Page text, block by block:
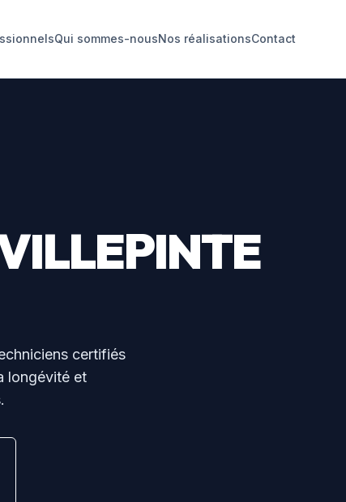
Qui sommes-nousNos réalisationsContact
certifiés
longévité et